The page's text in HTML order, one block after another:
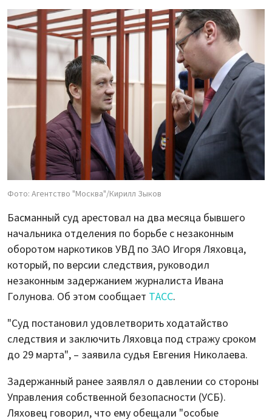
Фото: Агентство "Москва"/Кирилл Зыков
Басманный суд арестовал на два месяца бывшего
начальника отделения по борьбе с незаконным
оборотом наркотиков УВД по ЗАО Игоря Ляховца,
который, по версии следствия, руководил
незаконным задержанием журналиста Ивана
Голунова. Об этом сообщает ТАСС.
"Суд постановил удовлетворить ходатайство
следствия и заключить Ляховца под стражу сроком
до 29 марта", – заявила судья Евгения Николаева.
Задержанный ранее заявлял о давлении со стороны
Управления собственной безопасности (УСБ).
Ляховец говорил, что ему обещали "особые